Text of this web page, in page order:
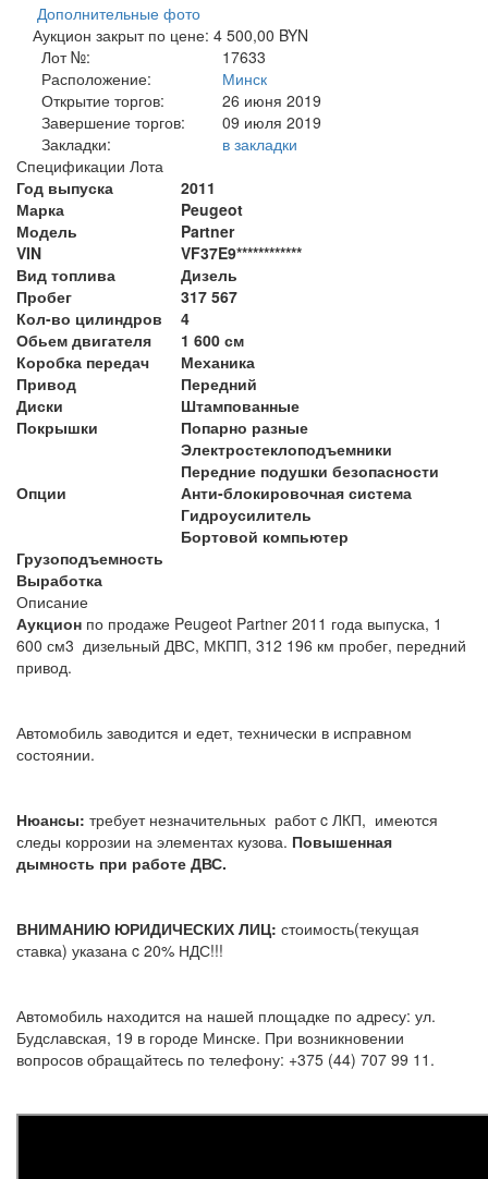
Дополнительные фото
Аукцион закрыт по цене: 4 500,00 BYN
Лот №:
17633
Расположение:
Минск
Открытие торгов:
26 июня 2019
Завершение торгов:
09 июля 2019
Закладки:
в закладки
Спецификации Лота
Год выпуска
2011
Марка
Peugeot
Модель
Partner
VIN
VF37E9************
Вид топлива
Дизель
Пробег
317 567
Кол-во цилиндров
4
Обьем двигателя
1 600 см
Коробка передач
Механика
Привод
Передний
Диски
Штампованные
Покрышки
Попарно разные
Опции
Электростеклоподъемники
Передние подушки безопасности
Анти-блокировочная система
Гидроусилитель
Бортовой компьютер
Грузоподъемность
Выработка
Описание
Аукцион по продаже Peugeot Partner 2011 года выпуска, 1
600 см3 дизельный ДВС, МКПП, 312 196 км пробег, передний
привод.
Автомобиль заводится и едет, технически в исправном
состоянии.
Нюансы: требует незначительных работ c ЛКП, имеются
следы коррозии на элементах кузова. Повышенная
дымность при работе ДВС.
ВНИМАНИЮ ЮРИДИЧЕСКИХ ЛИЦ: стоимость(текущая
ставка) указана c 20% НДС!!!
Автомобиль находится на нашей площадке по адресу: ул.
Будславская, 19 в городе Минске. При возникновении
вопросов обращайтесь по телефону: +375 (44) 707 99 11.